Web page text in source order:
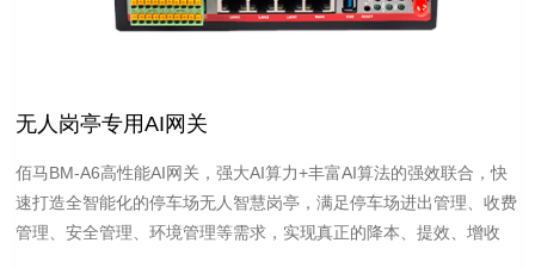
无人岗亭专用AI网关
佰马BM-A6高性能AI网关，强大AI算力+丰富AI算法的强效联合，快
速打造全智能化的停车场无人智慧岗亭，满足停车场进出管理、收费
管理、安全管理、环境管理等需求，实现真正的降本、提效、增收